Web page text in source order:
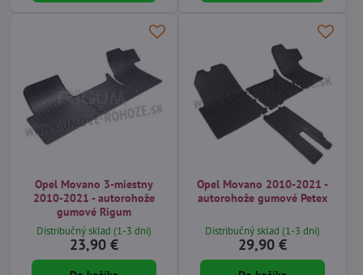
Opel Movano 3-miestny
2010-2021 - autorohože
gumové Rigum
Distribučný sklad (1-3 dni)
23,90 €
Opel Movano 2010-2021 -
autorohože gumové Petex
Distribučný sklad (1-3 dni)
29,90 €